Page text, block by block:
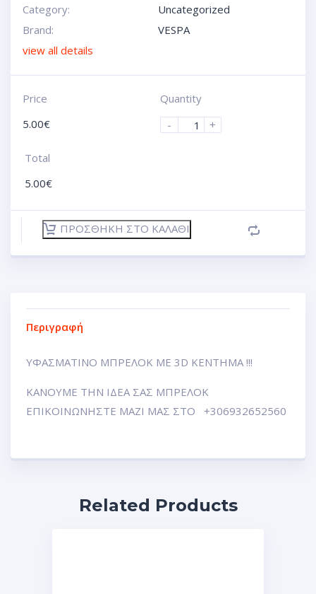
Category:
Uncategorized
Brand:
VESPA
view all details
Price
5.00€
Quantity
-
+
Total
5.00€
ΠΡΟΣΘΉΚΗ ΣΤΟ ΚΑΛΆΘΙ
Περιγραφή
ΥΦΑΣΜΑΤΙΝΟ ΜΠΡΕΛΟΚ ΜΕ 3D ΚΕΝΤΗΜΑ !!!
ΚΑΝΟΥΜΕ ΤΗΝ ΙΔΕΑ ΣΑΣ ΜΠΡΕΛΟΚ
ΕΠΙΚΟΙΝΩΝΗΣΤΕ ΜΑΖΙ ΜΑΣ ΣΤΟ +306932652560
Related Products